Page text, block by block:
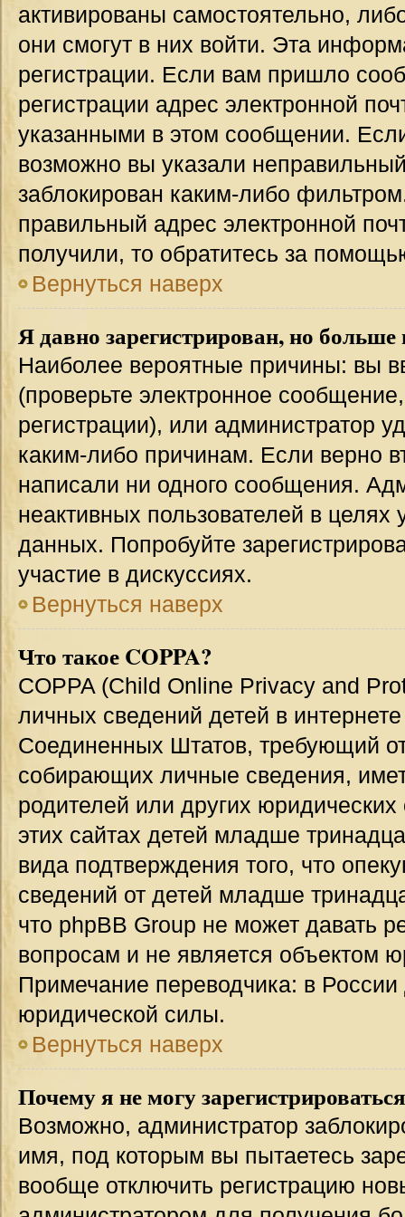
активированы самостоятельно,
они смогут в них войти. Эта
регистрации. Если вам пришло
регистрации адрес электронной
указанными в этом сообщении.
возможно вы указали
заблокирован каким-либо
правильный адрес электронной
получили, то обратитесь за
Вернуться наверх
Я давно зарегистрирован, но
Наиболее вероятные причины: вы
(проверьте электронное
регистрации), или администратор
каким-либо причинам. Если верно
написали ни одного сообщения.
неактивных пользователей в
данных. Попробуйте
участие в дискуссиях.
Вернуться наверх
Что такое COPPA?
COPPA (Child Online Privacy and
личных сведений детей в
Соединенных Штатов, требующий
собирающих личные сведения,
родителей или других
этих сайтах детей младше
вида подтверждения того, что
сведений от детей младше
что phpBB Group не может давать
вопросам и не является объектом
Примечание переводчика: в
юридической силы.
Вернуться наверх
Почему я не могу
Возможно, администратор
имя, под которым вы пытаетесь
вообще отключить регистрацию